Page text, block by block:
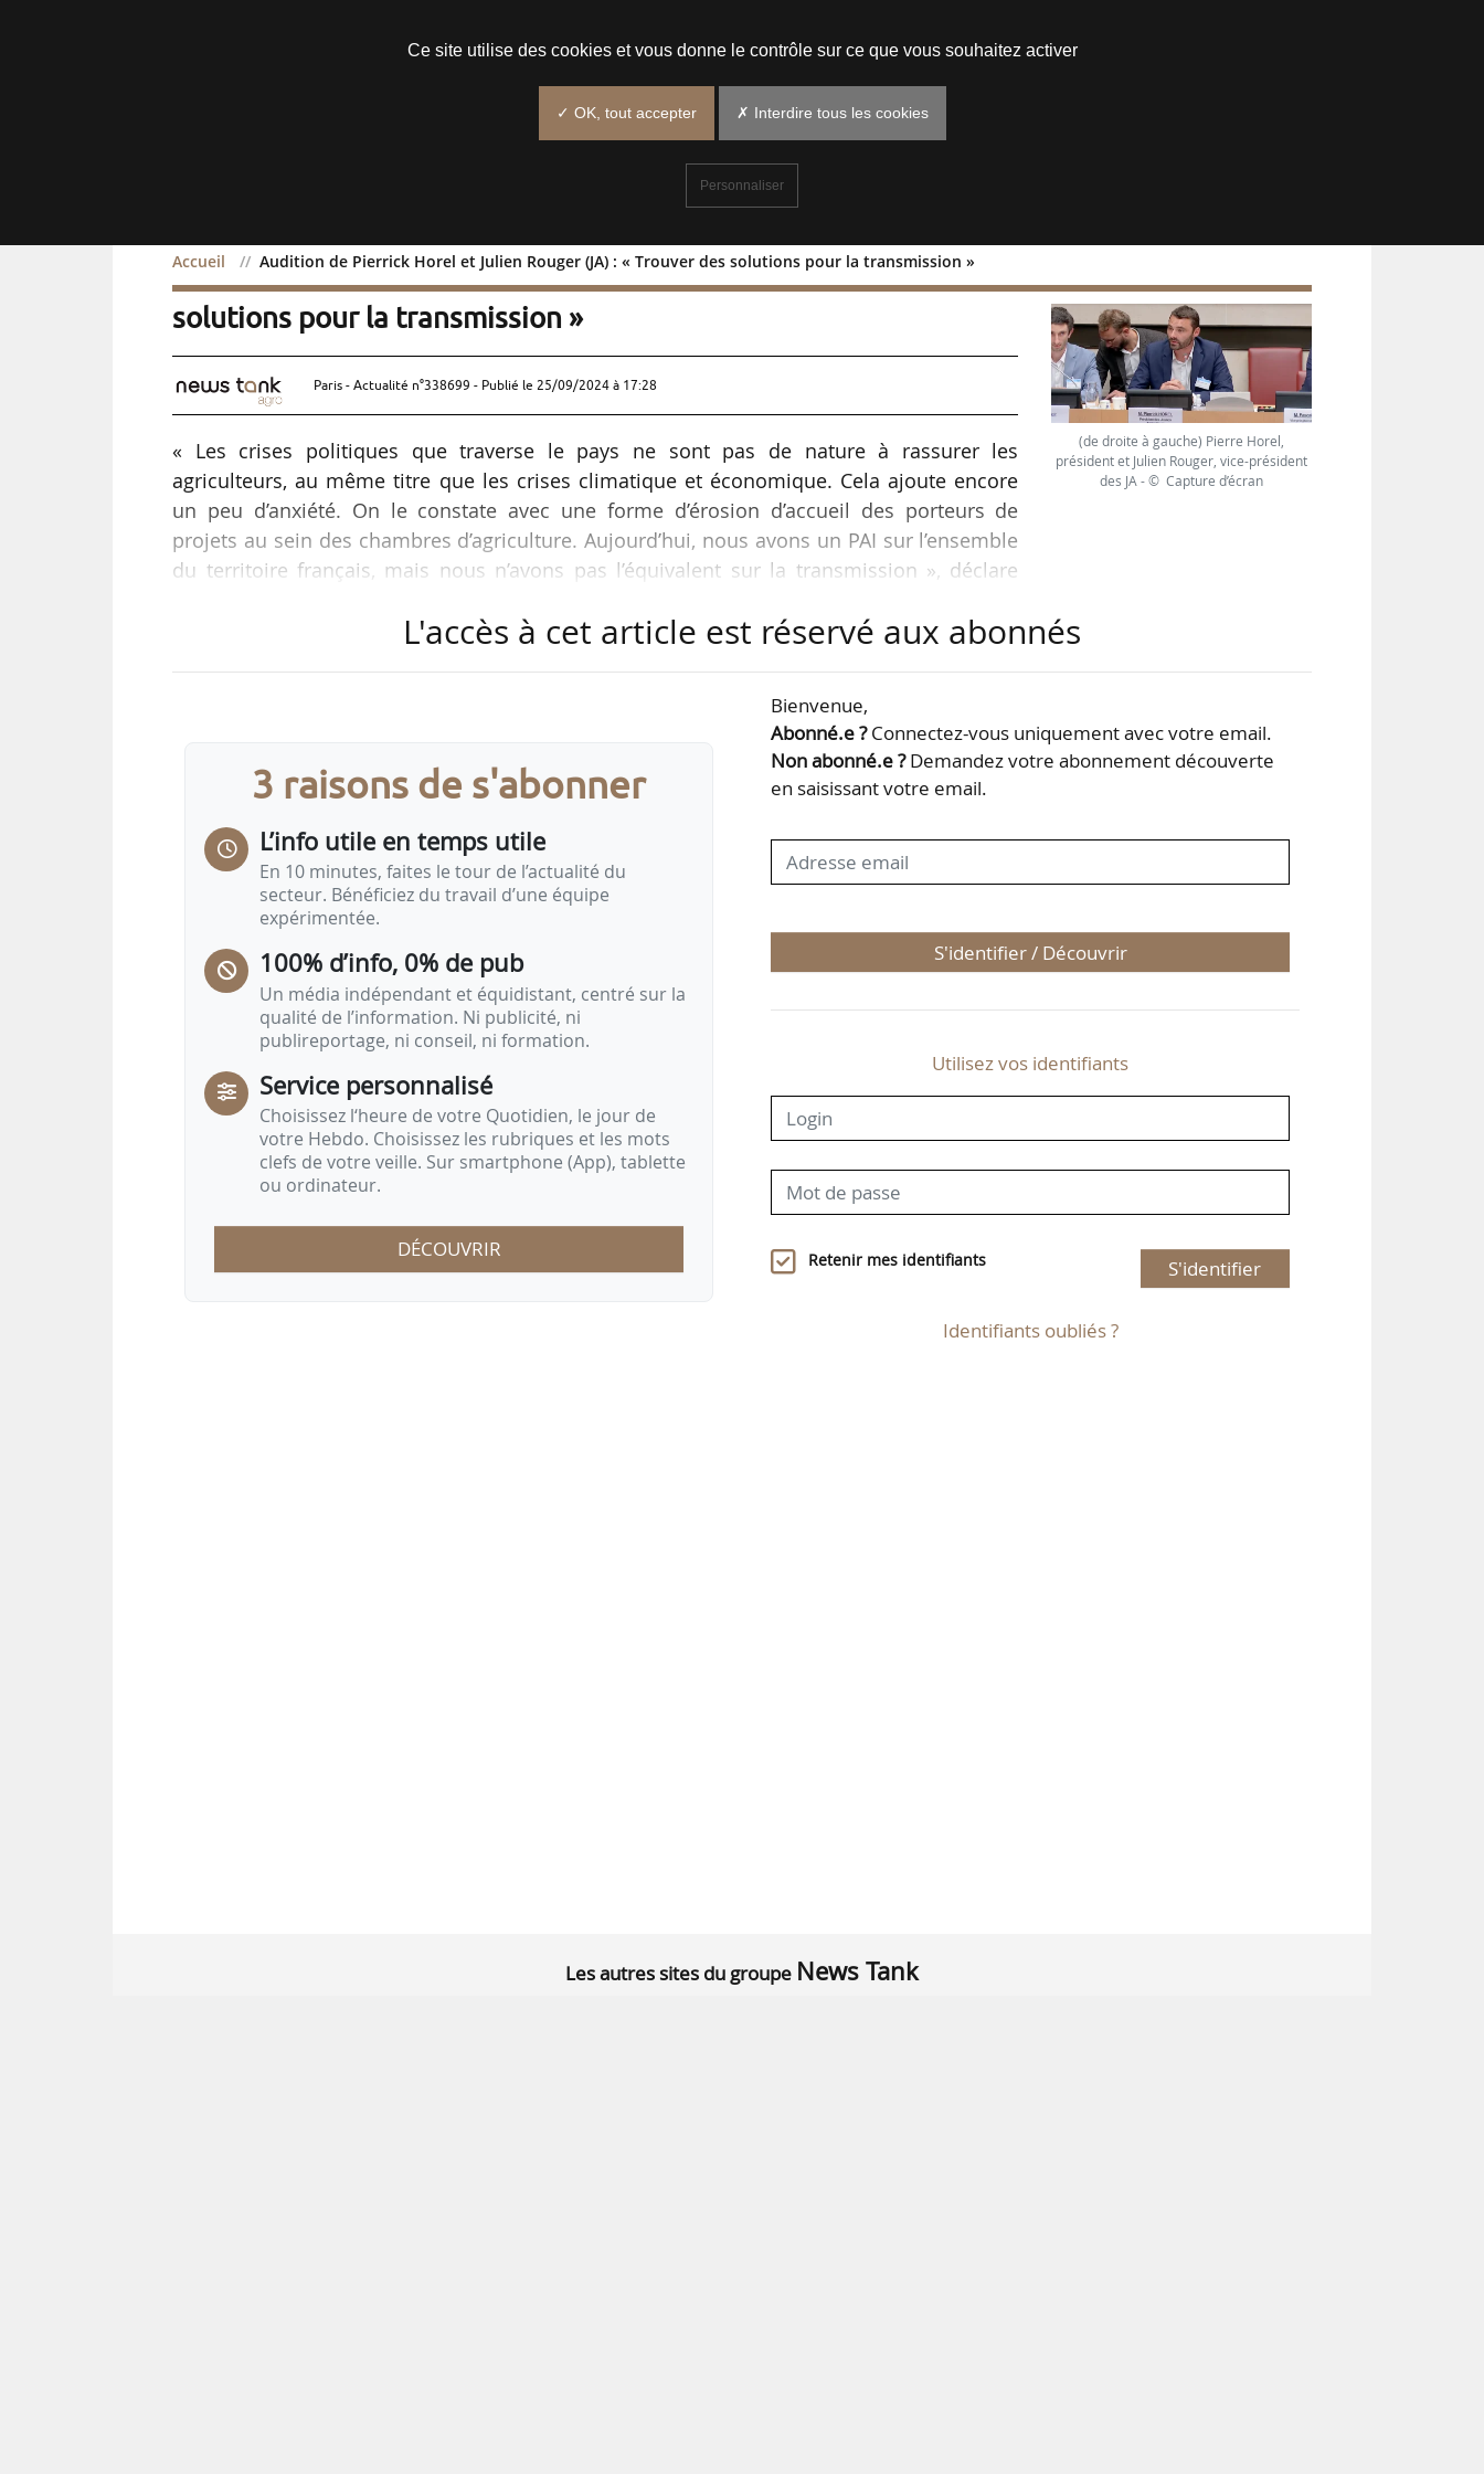
Accueil Audition de Pierrick Horel et Julien Rouger (JA) : « Trouver des solutions pour la transmission »
Audition de Pierrick Horel et Julien Rouger (JA) : « Trouver des
solutions pour la transmission »
Paris - Actualité n°338699 - Publié le 25/09/2024 à 17:28
« Les crises politiques que traverse le pays ne sont pas de nature à rassurer les
agriculteurs, au même titre que les crises climatique et économique. Cela ajoute encore
un peu d’anxiété. On le constate avec une forme d’érosion d’accueil des porteurs de
projets au sein des chambres d’agriculture. Aujourd’hui, nous avons un PAI sur l’ensemble
du territoire français, mais nous n’avons pas l’équivalent sur la transmission », déclare
devant la commission des Affaires économiques de l’Assemblée nationale le 24/09/2024.
réponse. Nous ne sommes pas du tout organisés pour y faire face. Le tissu vétérinaire en
(de droite à gauche) Pierre Horel,
président et Julien Rouger, vice-président
des JA - © Capture d’écran
L'accès à cet article est réservé aux abonnés
3 raisons de s'abonner
L’info utile en temps utile
En 10 minutes, faites le tour de l’actualité du
secteur. Bénéficiez du travail d’une équipe
expérimentée.
100% d’info, 0% de pub
Un média indépendant et équidistant, centré sur la
qualité de l’information. Ni publicité, ni
publireportage, ni conseil, ni formation.
Service personnalisé
Choisissez l‘heure de votre Quotidien, le jour de
votre Hebdo. Choisissez les rubriques et les mots
clefs de votre veille. Sur smartphone (App), tablette
ou ordinateur.
DÉCOUVRIR
Bienvenue,
Abonné.e ?Connectez-vous uniquement avec votre email.
Non abonné.e ?Demandez votre abonnement découverte
en saisissant votre email.
S'identifier / Découvrir
Utilisez vos identifiants
Retenir mes identifiants S'identifier
Identifiants oubliés ?
Les autres sites du groupe News Tank
Ce site utilise des cookies et vous donne le contrôle sur ce que vous souhaitez activer
✓ OK, tout accepter ✗ Interdire tous les cookies
Personnaliser